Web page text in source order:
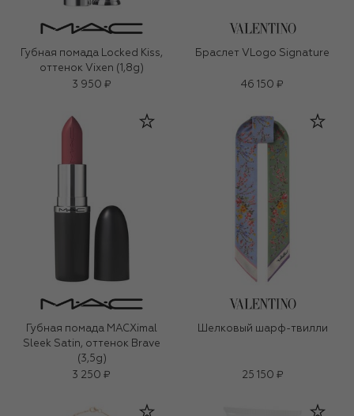
Губная помада Locked Kiss,
оттенок Vixen (1,8g)
3 950 ₽
Браслет VLogo Signature
46 150 ₽
Губная помада MACXimal
Sleek Satin, оттенок Brave
(3,5g)
3 250 ₽
Шелковый шарф-твилли
25 150 ₽